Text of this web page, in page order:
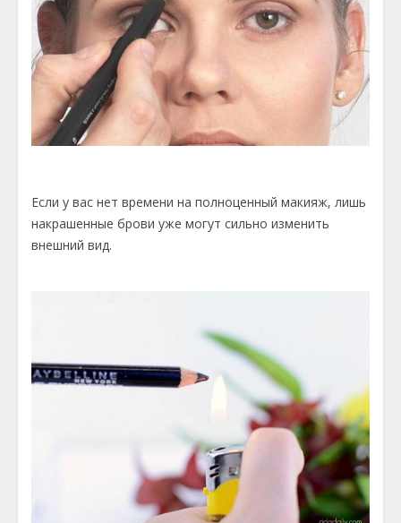
Если у вас нет времени на полноценный макияж, лишь
накрашенные брови уже могут сильно изменить
внешний вид.